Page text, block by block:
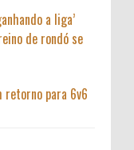
a liga’
de rondó se
retorno para 6v6